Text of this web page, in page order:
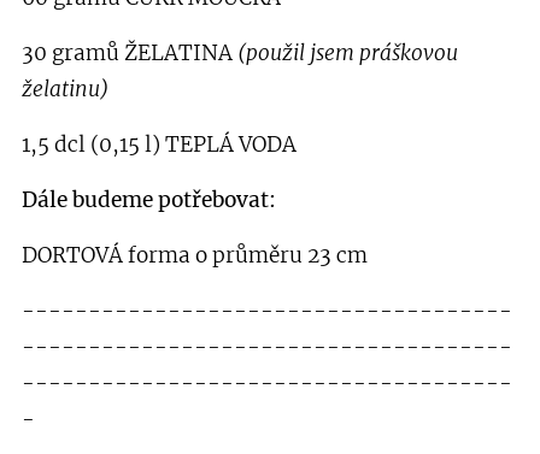
30 gramů ŽELATINA (použil jsem práškovou
želatinu)
1,5 dcl (0,15 l) TEPLÁ VODA
Dále budeme potřebovat:
DORTOVÁ forma o průměru 23 cm
-------------------------------------
-------------------------------------
-------------------------------------
-